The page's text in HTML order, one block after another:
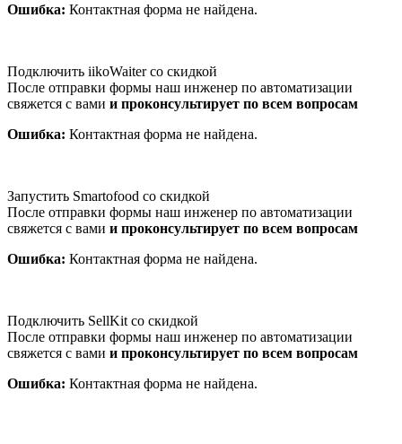
Ошибка: Контактная форма не найдена.
Подключить iikoWaiter со скидкой
После отправки формы наш инженер по автоматизации
свяжется с вами и проконсультирует по всем вопросам
Ошибка: Контактная форма не найдена.
Запустить Smartofood со скидкой
После отправки формы наш инженер по автоматизации
свяжется с вами и проконсультирует по всем вопросам
Ошибка: Контактная форма не найдена.
Подключить SellKit со скидкой
После отправки формы наш инженер по автоматизации
свяжется с вами и проконсультирует по всем вопросам
Ошибка: Контактная форма не найдена.